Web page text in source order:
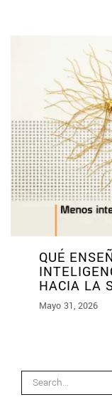
QUÉ
HACIA LA
Mayo 31, 2026